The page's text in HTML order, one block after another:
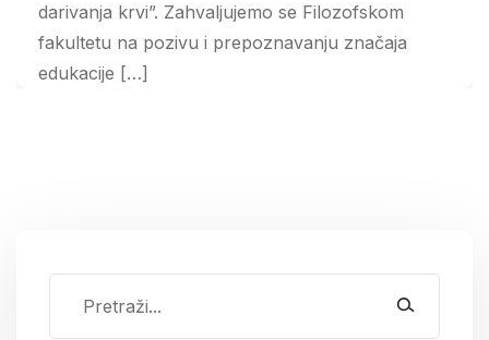
darivanja krvi”. Zahvaljujemo se Filozofskom
fakultetu na pozivu i prepoznavanju značaja
edukacije […]